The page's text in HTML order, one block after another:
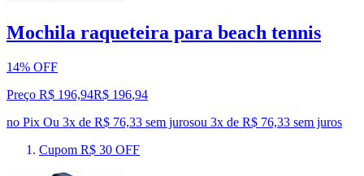
Mochila raqueteira para beach tennis
14% OFF
Preço R$ 196,94R$ 196,94
no Pix Ou 3x de R$ 76,33 sem jurosou 3x de R$ 76,33 sem juros
Cupom R$ 30 OFF